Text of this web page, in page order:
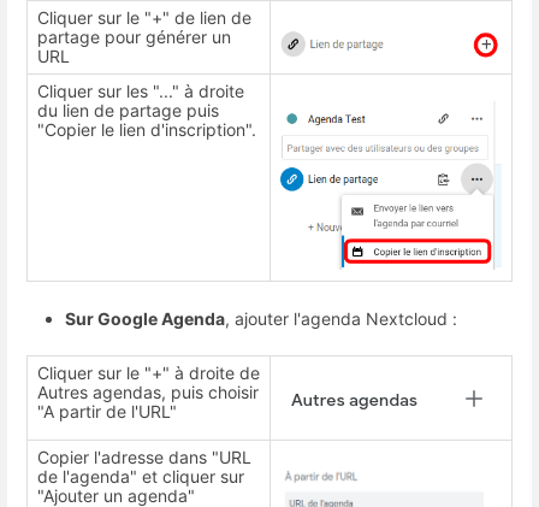
Cliquer sur le "+" de lien de
partage pour générer un
URL
Cliquer sur les "..." à droite
du lien de partage puis
"Copier le lien d'inscription".
Sur Google Agenda, ajouter l'agenda Nextcloud :
Cliquer sur le "+" à droite de
Autres agendas, puis choisir
"A partir de l'URL"
Copier l'adresse dans "URL
de l'agenda" et cliquer sur
"Ajouter un agenda"